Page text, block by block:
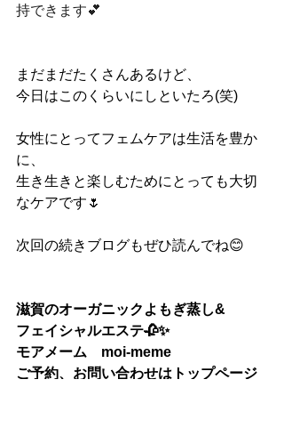
持できます💕
まだまだたくさんあるけど、
今日はこのくらいにしといたろ(笑)
女性にとってフェムケアは生活を豊か
に、
生き生きと楽しむためにとっても大切
なケアです🌷
次回の続きブログもぜひ読んでね😊
滋賀のオーガニックよもぎ蒸し&
フェイシャルエステ🥀✨
モアメーム　moi-meme
ご予約、お問い合わせはトップページ